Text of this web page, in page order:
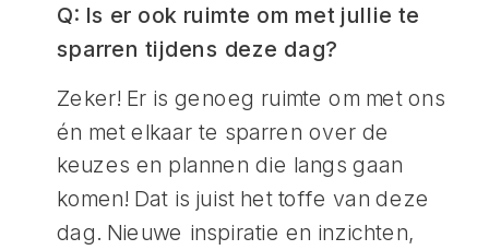
Q: Is er ook ruimte om met jullie te
sparren tijdens deze dag?
Zeker! Er is genoeg ruimte om met ons
én met elkaar te sparren over de
keuzes en plannen die langs gaan
komen! Dat is juist het toffe van deze
dag. Nieuwe inspiratie en inzichten,